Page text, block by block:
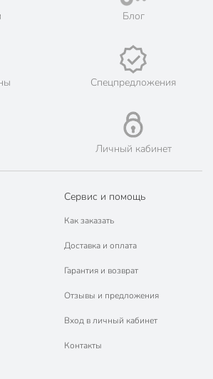
на сайте интернет-гипермаркета или
распродажи каждый день!
продукция. Интернет-гипермаркет
представитель ведущих мировых
Блог
Спецпредложения
Личный кабинет
Сервис и помощь
Как заказать
Доставка и оплата
Гарантия и возврат
Отзывы и предложения
Вход в личный кабинет
Контакты